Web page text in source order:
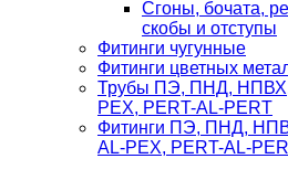
Сгоны, бочата,
скобы и отступы
Фитинги чугунные
Фитинги цветных
Трубы ПЭ, ПНД, НПВХ,
PEX, PERT-AL-PERT
Фитинги ПЭ, ПНД,
AL-PEX, PERT-AL-